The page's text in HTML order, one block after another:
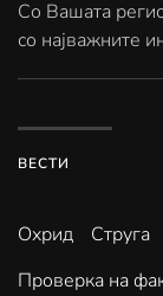
Со Вашата
со најважните
ВЕСТИ
Охрид Струга
Проверка на